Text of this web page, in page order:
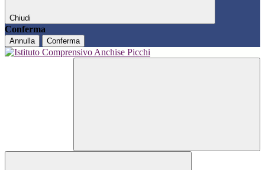
Chiudi
Conferma
Annulla Conferma